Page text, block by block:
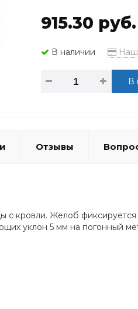
915.30 руб.
В наличии
В
Отзывы
кровли. Желоб фиксируется
уклон 5 мм на погонный